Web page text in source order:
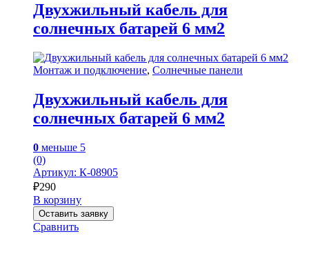
Двухжильный кабель для
солнечных батарей 6 мм2
Монтаж и подключение, Солнечные панели
Двухжильный кабель для
солнечных батарей 6 мм2
0 меньше 5
(0)
Артикул: К-08905
₽290
В корзину
Оставить заявку
Сравнить